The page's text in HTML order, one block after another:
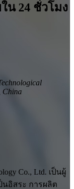
น 24 ชั่วโมง
China
Co., Ltd. เป็นผู้
อิสระ การผลิต